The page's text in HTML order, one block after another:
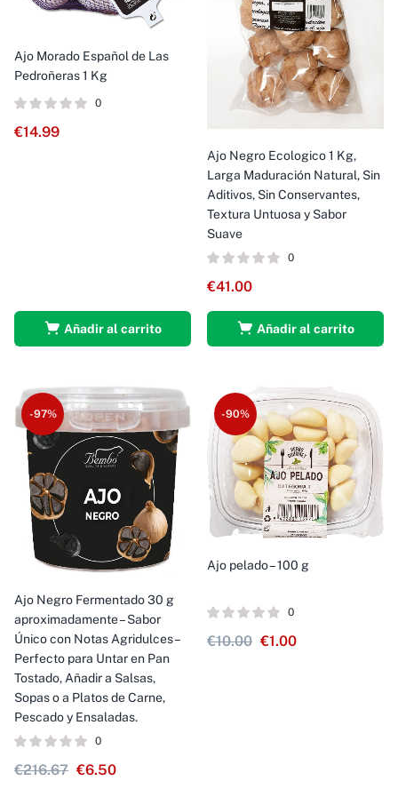
Ajo Morado Español de Las
Pedroñeras 1 Kg
0
€14.99
Añadir al carrito
Ajo Negro Ecologico 1 Kg,
Larga Maduración Natural, Sin
Aditivos, Sin Conservantes,
Textura Untuosa y Sabor
Suave
0
€41.00
Añadir al carrito
-97%
Ajo Negro Fermentado 30 g
aproximadamente – Sabor
Único con Notas Agridulces –
Perfecto para Untar en Pan
Tostado, Añadir a Salsas,
Sopas o a Platos de Carne,
Pescado y Ensaladas.
0
€216.67 €6.50
-90%
Ajo pelado – 100 g
0
€10.00 €1.00